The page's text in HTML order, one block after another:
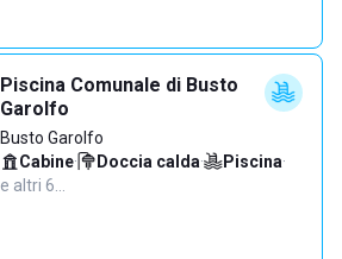
Piscina Comunale di Busto
Garolfo
Busto Garolfo
Cabine· Doccia calda· Piscina·
e altri 6…